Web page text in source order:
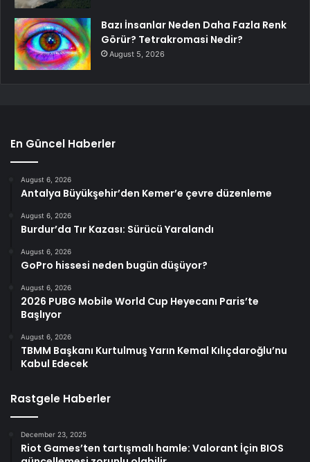
Bazı İnsanlar Neden Daha Fazla Renk
Görür? Tetrakromasi Nedir?
August 5, 2026
En Güncel Haberler
August 6, 2026
Antalya Büyükşehir’den Kemer’e çevre düzenleme
August 6, 2026
Burdur’da Tır Kazası: Sürücü Yaralandı
August 6, 2026
GoPro hissesi neden bugün düşüyor?
August 6, 2026
2026 PUBG Mobile World Cup Heyecanı Paris’te
Başlıyor
August 6, 2026
TBMM Başkanı Kurtulmuş Yarın Kemal Kılıçdaroğlu’nu
Kabul Edecek
Rastgele Haberler
December 23, 2025
Riot Games’ten tartışmalı hamle: Valorant İçin BIOS